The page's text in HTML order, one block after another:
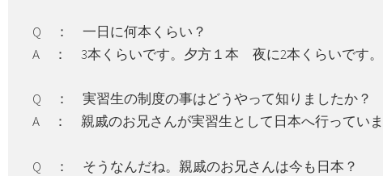
Q ： 一日に何本くらい？
A ： 3本くらいです。夕方１本 夜に2本くらいです。
Q ： 実習生の制度の事はどうやって知りましたか？
A ： 親戚のお兄さんが実習生として日本へ行っていま
Q ： そうなんだね。親戚のお兄さんは今も日本？